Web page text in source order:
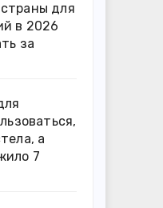
для
в 2026
за
а
7